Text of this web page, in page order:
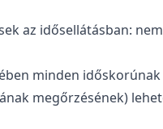
az idősellátásban:
minden időskorúnak
megőrzésének)